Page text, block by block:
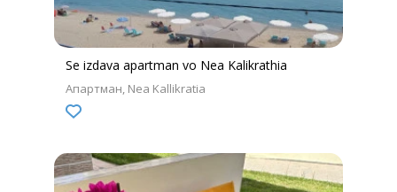
Se izdava apartman vo Nea Kalikrathia
Апартман Nea Kallikratia